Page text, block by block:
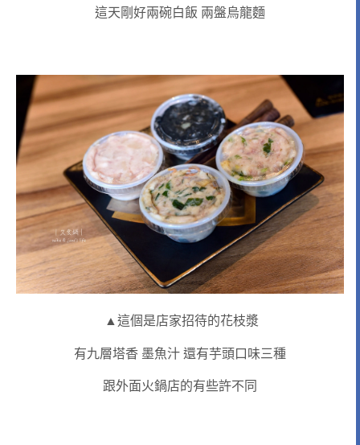
這天剛好兩碗白飯 兩盤烏龍麵
▲這個是店家招待的花枝漿
有九層塔香 墨魚汁 還有芋頭口味三種
跟外面火鍋店的有些許不同